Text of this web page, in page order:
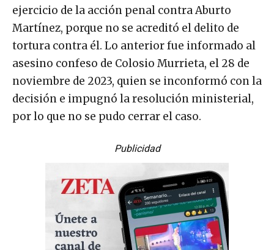
ejercicio de la acción penal contra Aburto
Martínez, porque no se acreditó el delito de
tortura contra él. Lo anterior fue informado al
asesino confeso de Colosio Murrieta, el 28 de
noviembre de 2023, quien se inconformó con la
decisión e impugnó la resolución ministerial,
por lo que no se pudo cerrar el caso.
Publicidad